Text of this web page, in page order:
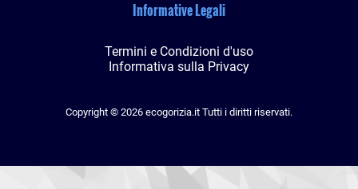
Informative Legali
Termini e Condizioni d'uso
Informativa sulla Privacy
Copyright © 2026 ecogorizia.it Tutti i diritti riservati.